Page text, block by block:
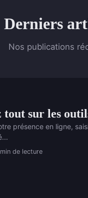
Derniers
Nos publications
tout sur les
présence en ligne,
de lecture